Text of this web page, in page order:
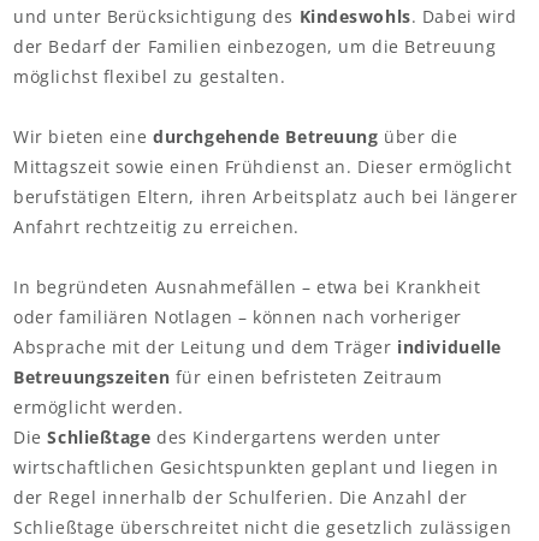
und unter Berücksichtigung des Kindeswohls. Dabei wird
der Bedarf der Familien einbezogen, um die Betreuung
möglichst flexibel zu gestalten.
Wir bieten einedurchgehende Betreuung über die
Mittagszeit sowie einen Frühdienst an. Dieser ermöglicht
berufstätigen Eltern, ihren Arbeitsplatz auch bei längerer
Anfahrt rechtzeitig zu erreichen.
In begründeten Ausnahmefällen – etwa bei Krankheit
oder familiären Notlagen – können nach vorheriger
Absprache mit der Leitung und dem Träger individuelle
Betreuungszeiten für einen befristeten Zeitraum
ermöglicht werden.
DieSchließtagedes Kindergartens werden unter
wirtschaftlichen Gesichtspunkten geplant und liegen in
der Regel innerhalb der Schulferien. Die Anzahl der
Schließtage überschreitet nicht die gesetzlich zulässigen